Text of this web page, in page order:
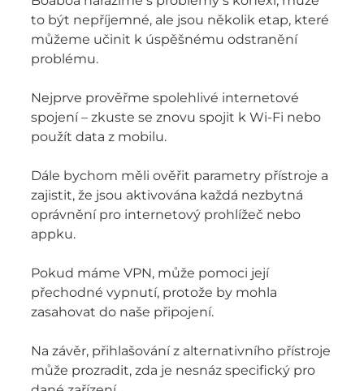
to být nepříjemné, ale jsou několik etap, které
můžeme učinit k úspěšnému odstranění
problému.
Nejprve prověřme spolehlivé internetové
spojení – zkuste se znovu spojit k Wi-Fi nebo
použít data z mobilu.
Dále bychom měli ověřit parametry přístroje a
zajistit, že jsou aktivována každá nezbytná
oprávnění pro internetový prohlížeč nebo
appku.
Pokud máme VPN, může pomoci její
přechodné vypnutí, protože by mohla
zasahovat do naše připojení.
Na závěr, přihlašování z alternativního přístroje
může prozradit, zda je nesnáz specifický pro